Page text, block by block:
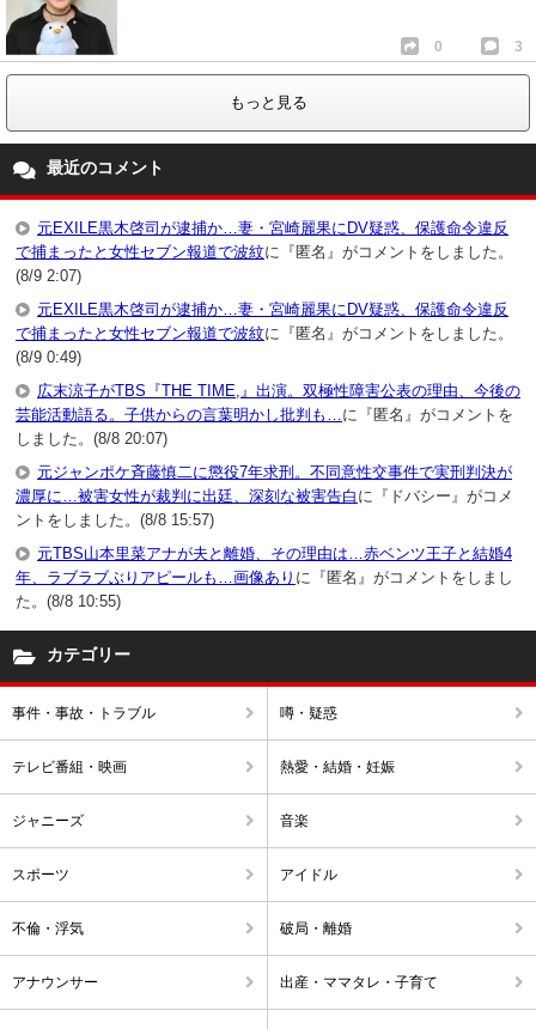
0 3
もっと見る
最近のコメント
元EXILE黒木啓司が逮捕か…妻・宮崎麗果にDV疑惑、保護命令違反
で捕まったと女性セブン報道で波紋に『匿名』がコメントをしました。
(8/9 2:07)
元EXILE黒木啓司が逮捕か…妻・宮崎麗果にDV疑惑、保護命令違反
で捕まったと女性セブン報道で波紋に『匿名』がコメントをしました。
(8/9 0:49)
広末涼子がTBS『THE TIME,』出演。双極性障害公表の理由、今後の
芸能活動語る。子供からの言葉明かし批判も… に『匿名』がコメントを
しました。(8/8 20:07)
元ジャンポケ斉藤慎二に懲役7年求刑。不同意性交事件で実刑判決が
濃厚に…被害女性が裁判に出廷、深刻な被害告白 に『ドバシー』がコメ
ントをしました。(8/8 15:57)
元TBS山本里菜アナが夫と離婚、その理由は…赤ベンツ王子と結婚4
年、ラブラブぶりアピールも…画像あり に『匿名』がコメントをしまし
た。(8/8 10:55)
カテゴリー
事件・事故・トラブル 噂・疑惑
テレビ番組・映画 熱愛・結婚・妊娠
ジャニーズ 音楽
スポーツ アイドル
不倫・浮気 破局・離婚
アナウンサー 出産・ママタレ・子育て